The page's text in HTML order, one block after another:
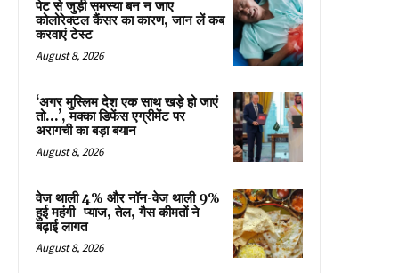
पेट से जुड़ी समस्या बन न जाए
कोलोरेक्टल कैंसर का कारण, जान लें कब
करवाएं टेस्ट
August 8, 2026
‘अगर मुस्लिम देश एक साथ खड़े हो जाएं
तो…’, मक्का डिफेंस एग्रीमेंट पर
अरागची का बड़ा बयान
August 8, 2026
वेज थाली 4% और नॉन-वेज थाली 9%
हुई महंगी- प्याज, तेल, गैस कीमतों ने
बढ़ाई लागत
August 8, 2026